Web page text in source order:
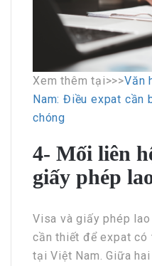
Xem thêm tại>>>Văn
Nam: Điều expat cần
chóng
4- Mối liên
giấy phép
Visa và giấy phép
cần thiết để expat có
tại Việt Nam. Giữa